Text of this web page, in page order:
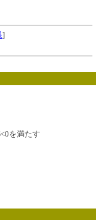
]
を満たす